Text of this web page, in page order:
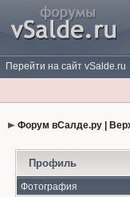
Перейти на сайт vSalde.ru
Форум вСалде.ру |
Профиль
Фотография